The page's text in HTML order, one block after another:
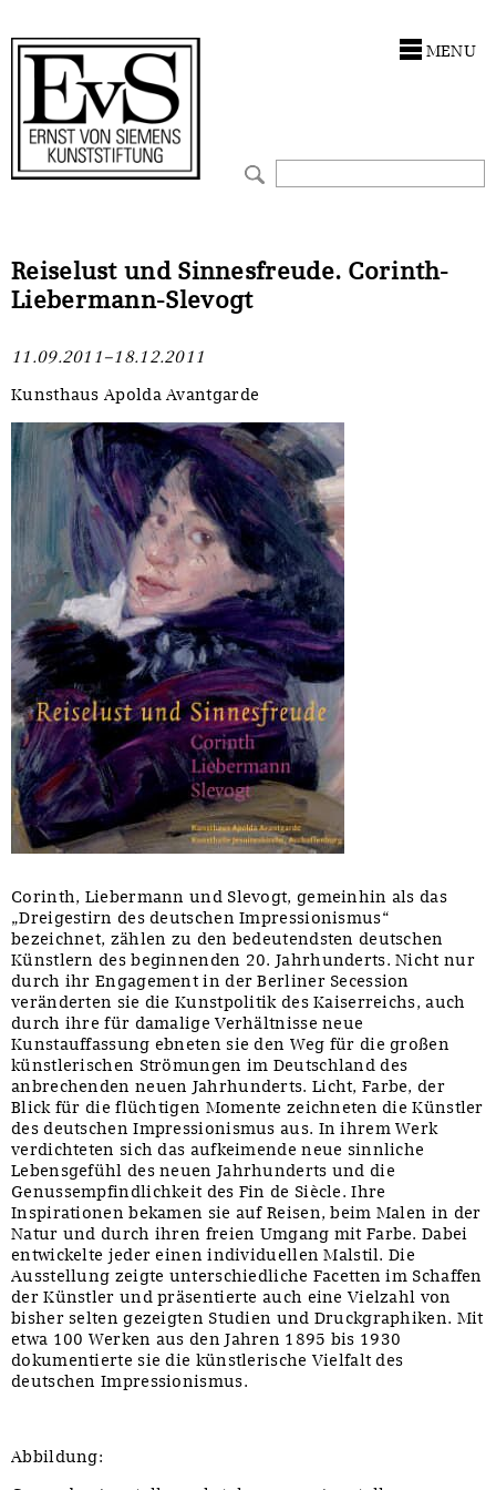
MENU
Reiselust und Sinnesfreude. Corinth-
Liebermann-Slevogt
11.09.2011–18.12.2011
Kunsthaus Apolda Avantgarde
Corinth, Liebermann und Slevogt, gemeinhin als das
„Dreigestirn des deutschen Impressionismus“
bezeichnet, zählen zu den bedeutendsten deutschen
Künstlern des beginnenden 20. Jahrhunderts. Nicht nur
durch ihr Engagement in der Berliner Secession
veränderten sie die Kunstpolitik des Kaiserreichs, auch
durch ihre für damalige Verhältnisse neue
Kunstauffassung ebneten sie den Weg für die großen
künstlerischen Strömungen im Deutschland des
anbrechenden neuen Jahrhunderts. Licht, Farbe, der
Blick für die flüchtigen Momente zeichneten die Künstler
des deutschen Impressionismus aus. In ihrem Werk
verdichteten sich das aufkeimende neue sinnliche
Lebensgefühl des neuen Jahrhunderts und die
Genussempfindlichkeit des Fin de Siècle. Ihre
Inspirationen bekamen sie auf Reisen, beim Malen in der
Natur und durch ihren freien Umgang mit Farbe. Dabei
entwickelte jeder einen individuellen Malstil. Die
Ausstellung zeigte unterschiedliche Facetten im Schaffen
der Künstler und präsentierte auch eine Vielzahl von
bisher selten gezeigten Studien und Druckgraphiken. Mit
etwa 100 Werken aus den Jahren 1895 bis 1930
dokumentierte sie die künstlerische Vielfalt des
deutschen Impressionismus.
Abbildung:
Förderphilosophie
Gremien
Presse und Neuigkeiten
Stellenangebote
Ankauf
Restaurierungen
Werkverzeichnisse
UKRAINE-Förderlinie